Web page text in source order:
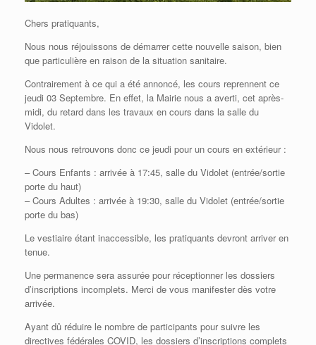
Chers pratiquants,
Nous nous réjouissons de démarrer cette nouvelle saison, bien
que particulière en raison de la situation sanitaire.
Contrairement à ce qui a été annoncé, les cours reprennent ce
jeudi 03 Septembre. En effet, la Mairie nous a averti, cet après-
midi, du retard dans les travaux en cours dans la salle du
Vidolet.
Nous nous retrouvons donc ce jeudi pour un cours en extérieur :
– Cours Enfants : arrivée à 17:45, salle du Vidolet (entrée/sortie
porte du haut)
– Cours Adultes : arrivée à 19:30, salle du Vidolet (entrée/sortie
porte du bas)
Le vestiaire étant inaccessible, les pratiquants devront arriver en
tenue.
Une permanence sera assurée pour réceptionner les dossiers
d’inscriptions incomplets. Merci de vous manifester dès votre
arrivée.
Ayant dû réduire le nombre de participants pour suivre les
directives fédérales COVID, les dossiers d’inscriptions complets